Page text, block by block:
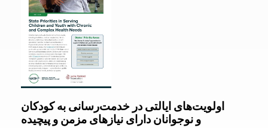
اولویت‌های ایالتی در خدمت‌رسانی به کودکان
و نوجوانان دارای نیازهای مزمن و پیچیده